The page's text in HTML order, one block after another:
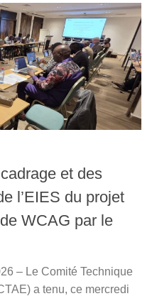
et des
l’EIES du projet
WCAG par le
– Le Comité Technique
a tenu, ce mercredi